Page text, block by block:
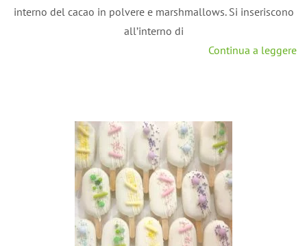
interno del cacao in polvere e marshmallows. Si inseriscono
all’interno di
Continua a leggere